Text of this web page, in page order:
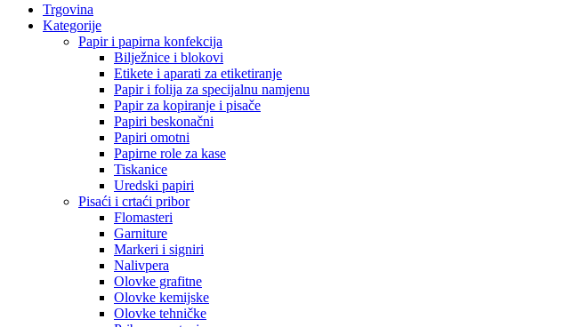
Trgovina
Kategorije
Papir i papirna konfekcija
Bilježnice i blokovi
Etikete i aparati za etiketiranje
Papir i folija za specijalnu namjenu
Papir za kopiranje i pisače
Papiri beskonačni
Papiri omotni
Papirne role za kase
Tiskanice
Uredski papiri
Pisaći i crtaći pribor
Flomasteri
Garniture
Markeri i signiri
Nalivpera
Olovke grafitne
Olovke kemijske
Olovke tehničke